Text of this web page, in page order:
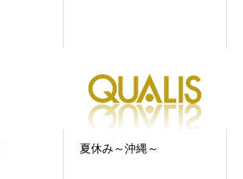
夏休み～沖縄～